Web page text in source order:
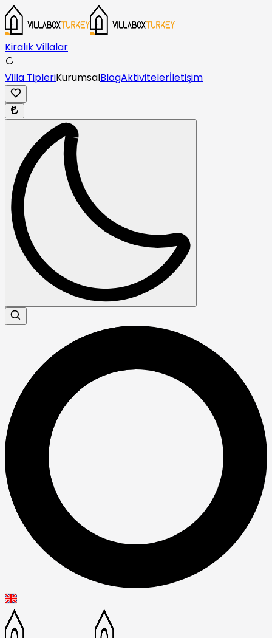
Kiralık Villalar
Villa TipleriKurumsalBlogAktivitelerİletişim